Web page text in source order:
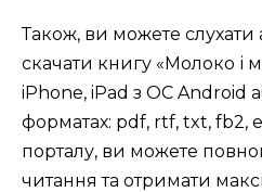
Також, ви можете слухати
скачати книгу «Молоко і
iPhone, iPad з ОС Android
форматах: pdf, rtf, txt, fb2,
порталу, ви можете
читання та отримати